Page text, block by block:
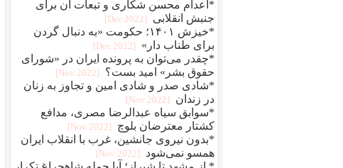
*اعدام محسن شکاری و تبعات آن برای
جنبش انقلابی
[2022 Dec]
*خیزش ۱۴۰۱؛ حکومت «به دنبال گردن
برای طناب دار»
[2022 Dec]
*چقدر می‌توان به پرونده ایران در «شورای
حقوق بشر» امید بست؟
[2022 Nov]
*شادی صدر و شادی امین و تجاوز به زنان
در زندان
[2022 Nov]
*سوابق سیاه عبدالرضا مصری، مدافع
کشتار معترضان بلوچ
[2022 Nov]
*بدون نیروی جانشین، غرب با انقلاب ایران
همسو نمی‌شود
[2022 Nov]